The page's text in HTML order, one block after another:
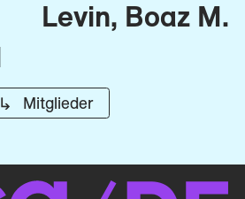
Levin, Boaz M.
↳ Mitglieder